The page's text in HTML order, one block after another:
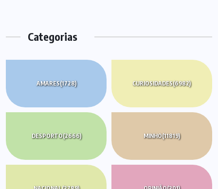
Categorias
AMARES(1728) CURIOSIDADES(6982)
DESPORTO(2666) MINHO(11819)